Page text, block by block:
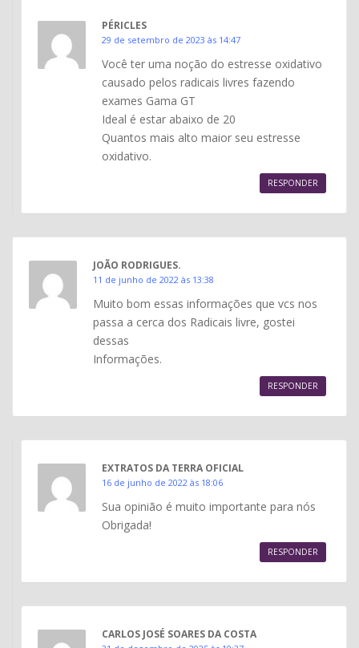
PÉRICLES
29 de setembro de 2023 às 14:47
Você ter uma noção do estresse oxidativo
causado pelos radicais livres fazendo
exames Gama GT
Ideal é estar abaixo de 20
Quantos mais alto maior seu estresse
oxidativo.
RESPONDER
JOÃO RODRIGUES.
11 de junho de 2022 às 13:38
Muito bom essas informações que vcs nos
passa a cerca dos Radicais livre, gostei
dessas
Informações.
RESPONDER
EXTRATOS DA TERRA OFICIAL
16 de junho de 2022 às 18:06
Sua opinião é muito importante para nós
Obrigada!
RESPONDER
CARLOS JOSÉ SOARES DA COSTA